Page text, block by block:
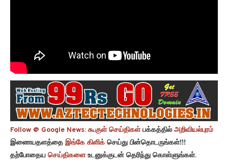
Follow @ Google News: கூகுள் செய்திகள்பக்கத்தில் அறிவியல்புரம்
இணையதளத்தை இங்கே கிளிக் செய்து பின்தொடருங்கள்!!!
தற்போதைய செய்திகளைஉடனுக்குடன் தெரிந்து கொள்ளுங்கள்.